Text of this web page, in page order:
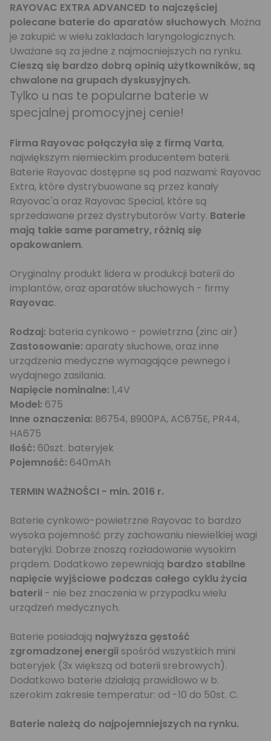
RAYOVAC EXTRA ADVANCED to najczęściej
polecane baterie do aparatów słuchowych. Można
je zakupić w wielu zakładach laryngologicznych.
Uważane są za jedne z najmocniejszych na rynku.
Cieszą się bardzo dobrą opinią użytkowników, są
chwalone na grupach dyskusyjnych.
Tylko u nas te popularne baterie w
specjalnej promocyjnej cenie!
Firma Rayovac połączyła się z firmą Varta,
największym niemieckim producentem baterii.
Baterie Rayovac dostępne są pod nazwami: Rayovac
Extra, które dystrybuowane są przez kanały
Rayovac'a oraz Rayovac Special, które są
sprzedawane przez dystrybutorów Varty. Baterie
mają takie same parametry, różnią się
opakowaniem.
Oryginalny produkt lidera w produkcji baterii do
implantów, oraz aparatów słuchowych - firmy
Rayovac.
Rodzaj: bateria cynkowo - powietrzna (zinc air)
Zastosowanie: aparaty słuchowe, oraz inne
urządzenia medyczne wymagające pewnego i
wydajnego zasilania.
Napięcie nominalne: 1,4V
Model: 675
Inne oznaczenia: B6754, B900PA, AC675E, PR44,
HA675
Ilość: 60szt. bateryjek
Pojemność: 640mAh
TERMIN WAŻNOŚCI - min. 2016 r.
Baterie cynkowo-powietrzne Rayovac to bardzo
wysoka pojemność przy zachowaniu niewielkiej wagi
bateryjki. Dobrze znoszą rozładowanie wysokim
prądem. Dodatkowo zepewniają bardzo stabilne
napięcie wyjściowe podczas całego cyklu życia
baterii - nie bez znaczenia w przypadku wielu
urządzeń medycznych.
Baterie posiadają najwyższa gęstość
zgromadzonej energii spośród wszystkich mini
bateryjek (3x większą od baterii srebrowych).
Dodatkowo baterie działają prawidłowo w b.
szerokim zakresie temperatur: od -10 do 50st. C.
Baterie należą do najpojemniejszych na rynku.